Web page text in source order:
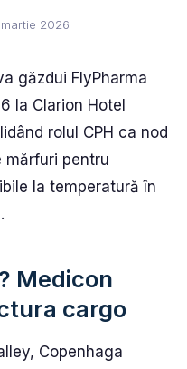
martie 2026
găzdui FlyPharma
la Clarion Hotel
rolul CPH ca nod
mărfuri pentru
la temperatură în
Medicon
cargo
Copenhaga